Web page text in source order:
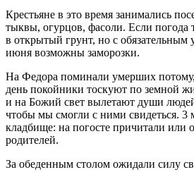
Крестьяне в это время занимались
тыквы, огурцов, фасоли. Если погода
в открытый грунт, но с обязательным
июня возможны заморозки.
На Федора поминали умерших потому,
день покойники тоскуют по земной
и на Божий свет вылетают души
чтобы мы смогли с ними свидеться. 3
кладбище: на погосте причитали или
родителей.
За обеденным столом ожидали силу